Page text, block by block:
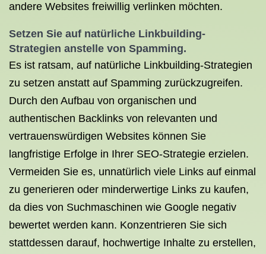
andere Websites freiwillig verlinken möchten.
Setzen Sie auf natürliche Linkbuilding-
Strategien anstelle von Spamming.
Es ist ratsam, auf natürliche Linkbuilding-Strategien
zu setzen anstatt auf Spamming zurückzugreifen.
Durch den Aufbau von organischen und
authentischen Backlinks von relevanten und
vertrauenswürdigen Websites können Sie
langfristige Erfolge in Ihrer SEO-Strategie erzielen.
Vermeiden Sie es, unnatürlich viele Links auf einmal
zu generieren oder minderwertige Links zu kaufen,
da dies von Suchmaschinen wie Google negativ
bewertet werden kann. Konzentrieren Sie sich
stattdessen darauf, hochwertige Inhalte zu erstellen,